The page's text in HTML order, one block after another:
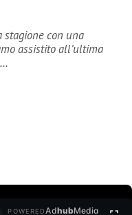
stagione con una
assistito all’ultima
POWEREDAdhubMedia